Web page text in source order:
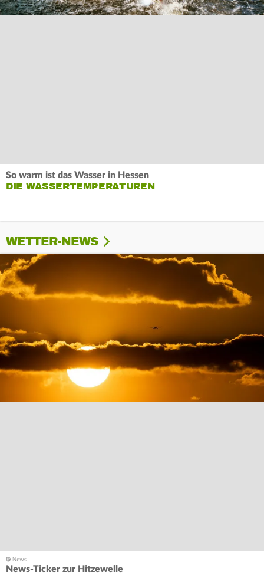
So warm ist das Wasser in Hessen
DIE WASSERTEMPERATUREN
WETTER-NEWS
News-Ticker zur Hitzewelle